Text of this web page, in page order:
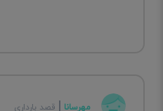
مهرسانا قصد بارداری